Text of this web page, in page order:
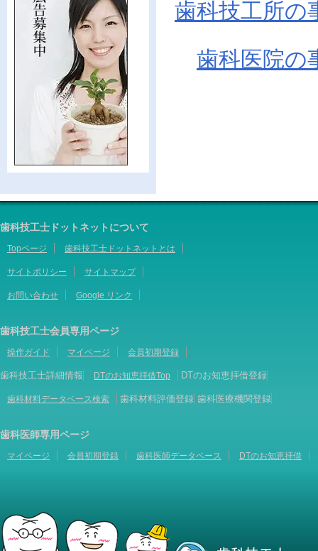
歯科技工所の
歯科医院の
歯科技工士ドットネットについて
Topページ 歯科技工士ドットネットとは
サイトポリシー サイトマップ
お問い合わせ Google リンク
歯科技工士会員専用ページ
操作ガイド マイページ 会員初期登録
歯科技工士詳細情報 DTのお知恵拝借Top DTのお知恵拝借登録
歯科材料データベース検索 歯科材料評価登録 歯科医療機関登録
歯科医師専用ページ
マイページ 会員初期登録 歯科医師データベース DTのお知恵拝借